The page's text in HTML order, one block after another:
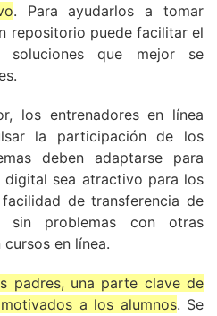
. Para ayudarlos a tomar
repositorio puede facilitar el
soluciones que mejor se
los entrenadores en línea
la participación de los
deben adaptarse para
digital sea atractivo para los
de transferencia de
problemas con otras
en línea.
padres, una parte clave de
a los alumnos. Se